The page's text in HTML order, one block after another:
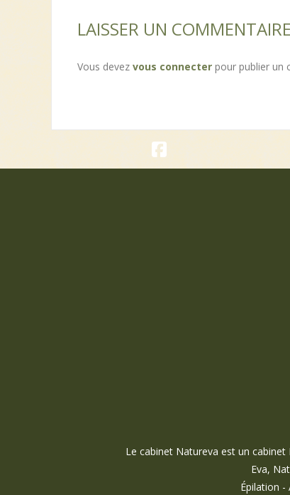
LAISSER UN COMMENTAIRE
Vous devez vous connecterpour publier un
Le cabinet Natureva est un
Eva,
Épilation